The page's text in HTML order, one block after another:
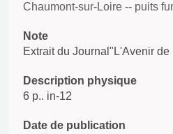
Chaumont-sur-Loire -- puits
Note
Extrait du Journal"L'Avenir de
Description physique
6 p.. in-12
Date de publication